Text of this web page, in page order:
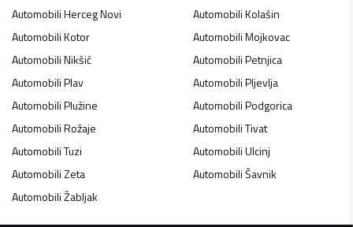
AutomobiliHerceg Novi AutomobiliKolašin
AutomobiliKotor AutomobiliMojkovac
AutomobiliNikšić AutomobiliPetnjica
AutomobiliPlav AutomobiliPljevlja
AutomobiliPlužine AutomobiliPodgorica
AutomobiliRožaje AutomobiliTivat
AutomobiliTuzi AutomobiliUlcinj
AutomobiliZeta AutomobiliŠavnik
AutomobiliŽabljak